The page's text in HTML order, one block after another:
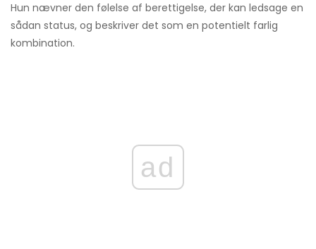
Hun nævner den følelse af berettigelse, der kan ledsage en
sådan status, og beskriver det som en potentielt farlig
kombination.
ad